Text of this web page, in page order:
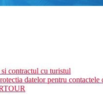
contractul cu turistul
datelor pentru contactele